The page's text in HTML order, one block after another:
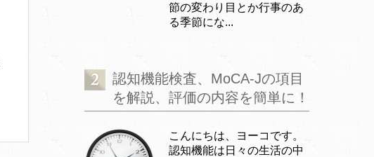
節の変わり目とか行事のあ
る季節にな...
認知機能検査、MoCA-Jの項目
を解説、評価の内容を簡単に！
こんにちは、ヨーコです。
認知機能は日々の生活の中